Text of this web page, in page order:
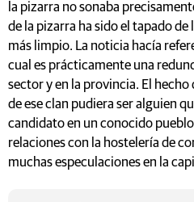
la pizarra no sonaba
de la pizarra ha sido el tapado
más limpio. La noticia hacía
cual es prácticamente una
sector y en la provincia. El
de ese clan pudiera ser alguien
candidato en un conocido
relaciones con la hostelería de
muchas especulaciones en la